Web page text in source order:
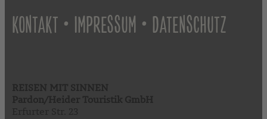
KONTAKT • IMPRESSUM • DATENSCHUTZ